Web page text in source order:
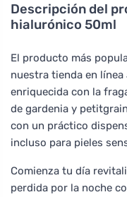
Descripción del
hialurónico 50ml
El producto más
nuestra tienda en
enriquecida con la
de gardenia y
con un práctico
incluso para pieles
Comienza tu día
perdida por la noche